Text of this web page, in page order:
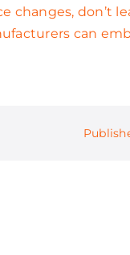
changes, don’t
can